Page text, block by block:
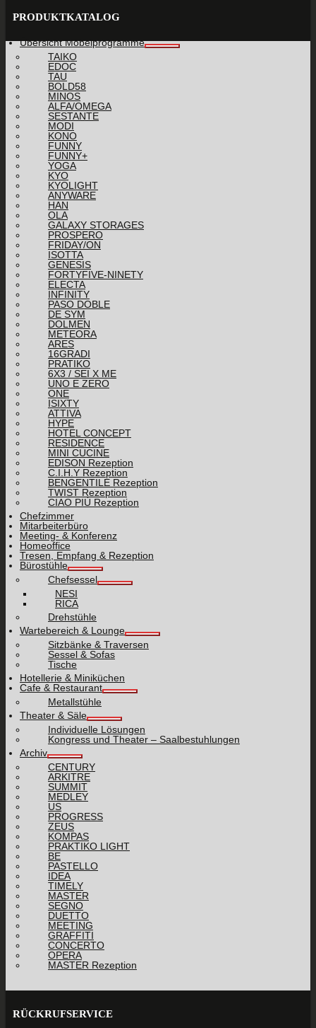
PRODUKTKATALOG
Übersicht Möbelprogramme
TAIKO
EDOC
TAU
BOLD58
MINOS
ALFA/OMEGA
SESTANTE
MODI
KONO
FUNNY
FUNNY+
YOGA
KYO
KYOLIGHT
ANYWARE
HAN
OLA
GALAXY STORAGES
PROSPERO
FRIDAY/ON
ISOTTA
GENESIS
FORTYFIVE-NINETY
ELECTA
INFINITY
PASO DOBLE
DE SYM
DOLMEN
METEORA
ARES
16GRADI
PRATIKO
6X3 / SEI X ME
UNO E ZERO
ONE
ISIXTY
ATTIVA
HYPE
HOTEL CONCEPT
RESIDENCE
MINI CUCINE
EDISON Rezeption
C.I.H.Y Rezeption
BENGENTILE Rezeption
TWIST Rezeption
CIAO PIÙ Rezeption
Chefzimmer
Mitarbeiterbüro
Meeting- & Konferenz
Homeoffice
Tresen, Empfang & Rezeption
Bürostühle
Chefsessel
NESI
RICA
Drehstühle
Wartebereich & Lounge
Sitzbänke & Traversen
Sessel & Sofas
Tische
Hotellerie & Miniküchen
Cafe & Restaurant
Metallstühle
Theater & Säle
Individuelle Lösungen
Kongress und Theater – Saalbestuhlungen
Archiv
CENTURY
ARKITRE
SUMMIT
MEDLEY
US
PROGRESS
ZEUS
KOMPAS
PRAKTIKO LIGHT
BE
PASTELLO
IDEA
TIMELY
MASTER
SEGNO
DUETTO
MEETING
GRAFFITI
CONCERTO
OPERA
MASTER Rezeption
RÜCKRUFSERVICE